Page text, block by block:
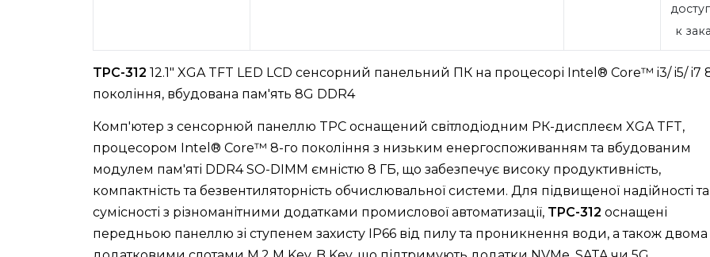
к
TPC-312 12.1" XGA TFT LED LCD сенсорний панельний ПК на процесорі Intel® Core™ i3/ i5/ i7
покоління, вбудована пам'ять 8G DDR4
Комп'ютер з сенсорнюй панеллю TPC оснащений світлодіодним РК-дисплеєм XGA TFT,
процесором Intel® Core™ 8-го покоління з низьким енергоспоживанням та вбудованим
модулем пам'яті DDR4 SO-DIMM ємністю 8 ГБ, що забезпечує високу продуктивність,
компактність та безвентиляторність обчислювальної системи. Для підвищеної надійності та
сумісності з різноманітними додатками промислової автоматизації, TPC-312 оснащені
передньою панеллю зі ступенем захисту IP66 від пилу та проникнення води, а також двома